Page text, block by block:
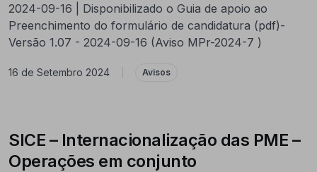
2024-09-16 | Disponibilizado o Guia de apoio ao
Preenchimento do formulário de candidatura (pdf)-
Versão 1.07 - 2024-09-16 (Aviso MPr-2024-7 )
16 de Setembro 2024 Avisos
SICE – Internacionalização das PME –
Operações em conjunto